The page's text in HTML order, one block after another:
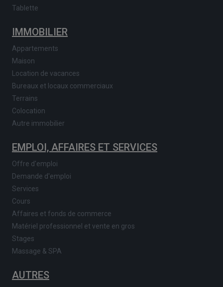
Tablette
IMMOBILIER
Appartements
Maison
Location de vacances
Bureaux et locaux commerciaux
Terrains
Colocation
Autre immobilier
EMPLOI, AFFAIRES ET SERVICES
Offre d'emploi
Demande d'emploi
Services
Cours
Affaires et fonds de commerce
Matériel professionnel et vente en gros
Stages
Massage & SPA
AUTRES